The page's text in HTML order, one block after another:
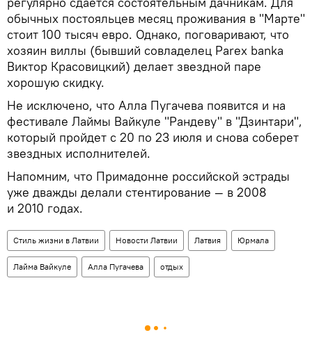
обычных постояльцев месяц проживания в "Марте"
стоит 100 тысяч евро. Однако, поговаривают, что
хозяин виллы (бывший совладелец Parex banka
Виктор Красовицкий) делает звездной паре
хорошую скидку.
Не исключено, что Алла Пугачева появится и на
фестивале Лаймы Вайкуле "Рандеву" в "Дзинтари",
который пройдет с 20 по 23 июля и снова соберет
звездных исполнителей.
Напомним, что Примадонне российской эстрады
уже дважды делали стентирование — в 2008
и 2010 годах.
Стиль жизни в Латвии Новости Латвии Латвия Юрмала
Лайма Вайкуле Алла Пугачева отдых